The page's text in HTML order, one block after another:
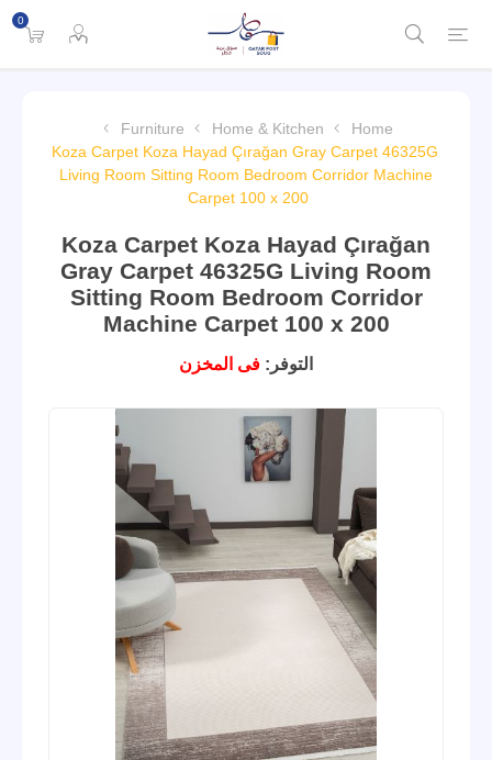
0
Home
Home & Kitchen
Furniture
Koza Carpet Koza Hayad Çırağan Gray Carpet 46325G
Living Room Sitting Room Bedroom Corridor Machine
Carpet 100 x 200
Koza Carpet Koza Hayad Çırağan
Gray Carpet 46325G Living Room
Sitting Room Bedroom Corridor
Machine Carpet 100 x 200
التوفر: فى المخزن